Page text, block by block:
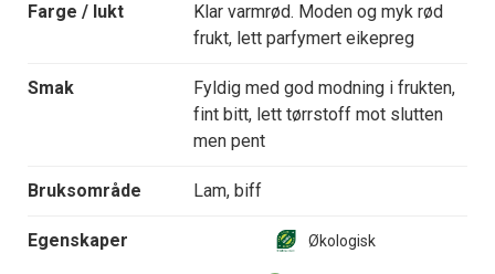
Farge / lukt
Klar varmrød. Moden og myk rød
frukt, lett parfymert eikepreg
Smak
Fyldig med god modning i frukten,
fint bitt, lett tørrstoff mot slutten
men pent
Bruksområde Lam, biff
Egenskaper Økologisk